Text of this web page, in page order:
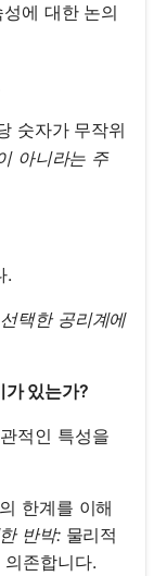
에 대한 논의
숫자가 무작위
아니라는 주
.
택한 공리계에
가 있는가?
적인 특성을
한계를 이해
반박:물리적
존합니다.